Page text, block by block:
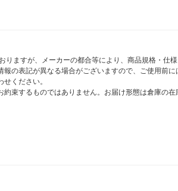
ますが、メーカーの都合等により、商品規格・仕
の表記が異なる場合がございますので、ご使用前
ください。
束するものではありません。お届け形態は倉庫の